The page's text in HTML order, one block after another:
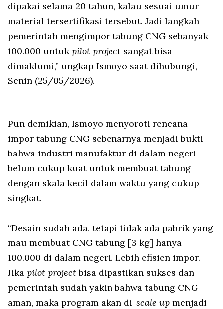
dipakai selama 20 tahun, kalau sesuai umur
material tersertifikasi tersebut. Jadi langkah
pemerintah mengimpor tabung CNG sebanyak
100.000 untukpilot project sangat bisa
dimaklumi,” ungkap Ismoyo saat dihubungi,
Senin (25/05/2026).
Pun demikian, Ismoyo menyoroti rencana
impor tabung CNG sebenarnya menjadi bukti
bahwa industri manufaktur di dalam negeri
belum cukup kuat untuk membuat tabung
dengan skala kecil dalam waktu yang cukup
singkat.
“Desain sudah ada, tetapi tidak ada pabrik yang
mau membuat CNG tabung [3 kg] hanya
100.000 di dalam negeri. Lebih efisien impor.
Jika pilot projectbisa dipastikan sukses dan
pemerintah sudah yakin bahwa tabung CNG
aman, maka program akan di-scale up menjadi